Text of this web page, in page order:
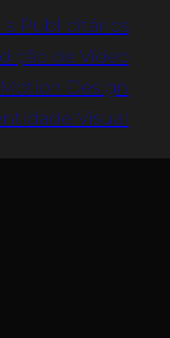
Publicitários
de Vídeo
Motion Design
Visual